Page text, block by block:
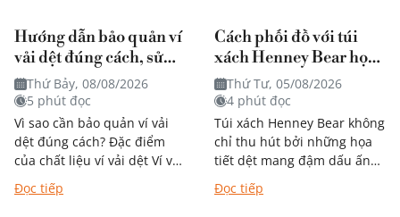
Hướng dẫn bảo quản ví
vải dệt đúng cách, sử
dụng bền theo thời gian
Thứ Bảy, 08/08/2026
5 phút đọc
Vì sao cần bảo quản ví vải
dệt đúng cách? Đặc điểm
của chất liệu ví vải dệt Ví vải
dệt được nhiều người yêu
thích nhờ thiết...
Đọc tiếp
Cách phối đồ với túi
xách Henney Bear họa
tiết mang đậm dấu ấn
nghệ thuật?
Thứ Tư, 05/08/2026
4 phút đọc
Túi xách Henney Bear không
chỉ thu hút bởi những họa
tiết dệt mang đậm dấu ấn
nghệ thuật mà còn dễ dàng
kết hợp với...
Đọc tiếp